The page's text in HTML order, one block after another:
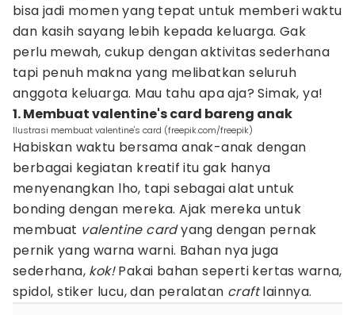
bisa jadi momen yang tepat untuk memberi waktu
dan kasih sayang lebih kepada keluarga. Gak
perlu mewah, cukup dengan aktivitas sederhana
tapi penuh makna yang melibatkan seluruh
anggota keluarga. Mau tahu apa aja? Simak, ya!
1. Membuat valentine's card bareng anak
Ilustrasi membuat valentine's card (freepik.com/freepik)
Habiskan waktu bersama anak-anak dengan
berbagai kegiatan kreatif itu gak hanya
menyenangkan lho, tapi sebagai alat untuk
bonding dengan mereka. Ajak mereka untuk
membuat valentine cardyang dengan pernak
pernik yang warna warni. Bahan nya juga
sederhana, kok!Pakai bahan seperti kertas warna,
spidol, stiker lucu, dan peralatan craftlainnya.